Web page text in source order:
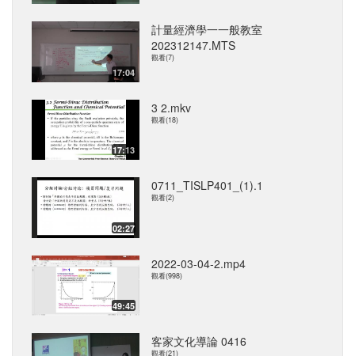
17:04
計量經濟學一一般教室
202312147.MTS
觀看(7)
17:13
3 2.mkv
觀看(18)
02:27
0711_TISLP401_(1).1
觀看(2)
49:45
2022-03-04-2.mp4
觀看(998)
客家文化導論 0416
觀看(21)